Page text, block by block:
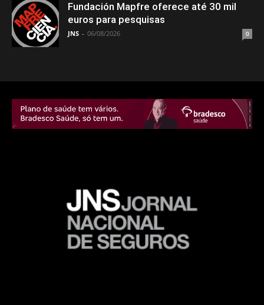
Fundación Mapfre oferece até 30 mil
euros para pesquisas
JNS - 06/08/2026 0